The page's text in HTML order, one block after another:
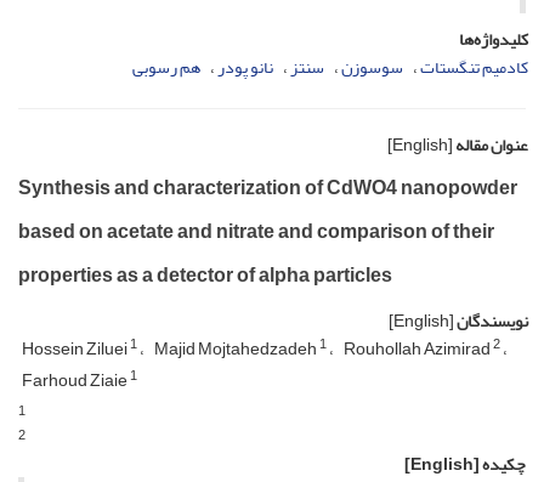
کلیدواژه‌ها
کادمیم تنگستات سوسوزن سنتز نانو پودر هم رسوبی
عنوان مقاله[English]
Synthesis and characterization of CdWO4 nanopowder
based on acetate and nitrate and comparison of their
properties as a detector of alpha particles
نویسندگان[English]
Hossein Ziluei1 Majid Mojtahedzadeh1 Rouhollah Azimirad2
Farhoud Ziaie1
1
2
چکیده[English]